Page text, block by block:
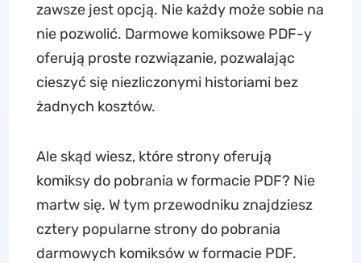
zawsze jest opcją. Nie każdy może sobie na
nie pozwolić. Darmowe komiksowe PDF-y
oferują proste rozwiązanie, pozwalając
cieszyć się niezliczonymi historiami bez
żadnych kosztów.
Ale skąd wiesz, które strony oferują
komiksy do pobrania w formacie PDF? Nie
martw się. W tym przewodniku znajdziesz
cztery popularne strony do pobrania
darmowych komiksów w formacie PDF.